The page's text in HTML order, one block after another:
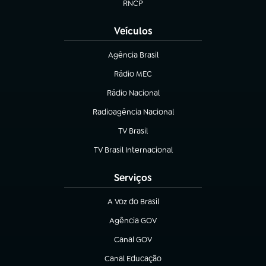
RNCP
(abre em nova aba)
Veículos
Agência Brasil
(abre em nova aba)
Rádio MEC
(abre em nova aba)
Rádio Nacional
Radioagência Nacional
(abre em nova aba)
TV Brasil
(abre em nova aba)
TV Brasil Internacional
(abre em nova aba)
Serviços
A Voz do Brasil
(abre em nova aba)
Agência GOV
(abre em nova aba)
Canal GOV
(abre em nova aba)
Canal Educação
(abre em nova aba)